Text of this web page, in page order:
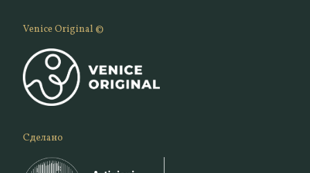
Venice Original ©
Сделано